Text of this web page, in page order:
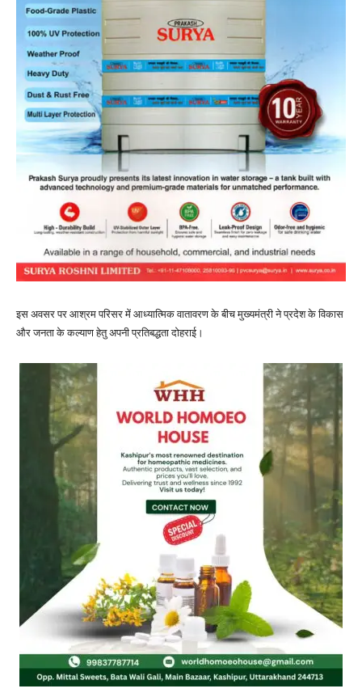
इस अवसर पर आश्रम परिसर में आध्यात्मिक वातावरण के बीच मुख्यमंत्री ने प्रदेश के विकास
और जनता के कल्याण हेतु अपनी प्रतिबद्धता दोहराई।